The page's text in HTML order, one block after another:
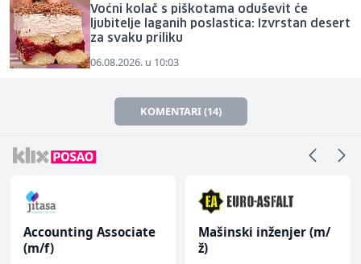
Voćni kolač s piškotama oduševit će
ljubitelje laganih poslastica: Izvrstan desert
za svaku priliku
06.08.2026. u 10:03
KOMENTARI (14)
Accounting Associate
(m/f)
Mašinski inženjer (m/
ž)